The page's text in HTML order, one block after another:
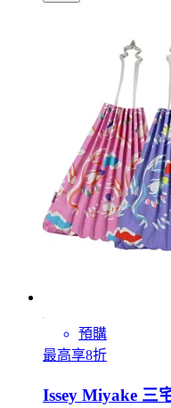
預購
最高享8折
Issey Miyake 三